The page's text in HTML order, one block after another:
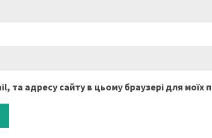
та адресу сайту в цьому браузері для моїх